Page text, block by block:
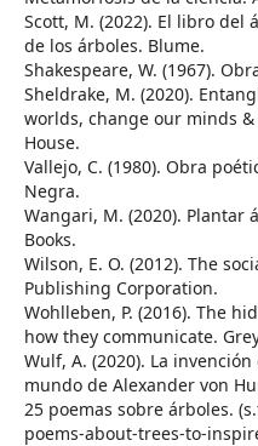
Scott, M. (2022). El libro del
de los árboles. Blume.
Shakespeare, W. (1967).
Sheldrake, M. (2020).
worlds, change our minds
House.
Vallejo, C. (1980). Obra
Negra.
Wangari, M. (2020). Plantar
Books.
Wilson, E. O. (2012). The
Publishing Corporation.
Wohlleben, P. (2016). The
how they communicate.
Wulf, A. (2020). La
mundo de Alexander von
25 poemas sobre árboles.
poems-about-trees-to-